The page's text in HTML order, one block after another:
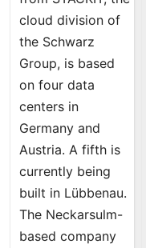
cloud division of
the Schwarz
Group, is based
on four data
centers in
Germany and
Austria. A fifth is
currently being
built in Lübbenau.
The Neckarsulm-
based company